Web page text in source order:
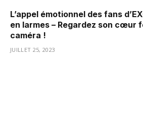
L’appel émotionnel des fans
en larmes – Regardez son cœur
caméra !
JUILLET 25, 2023